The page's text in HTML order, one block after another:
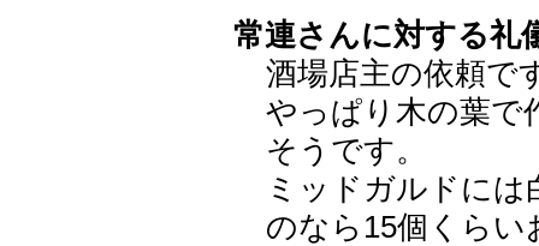
常連さんに対する礼
酒場店主の依頼で
やっぱり木の葉で
そうです。
ミッドガルドに
のなら15個くらい